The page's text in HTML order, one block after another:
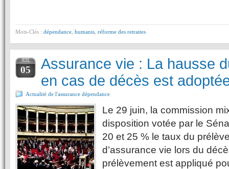
Mots-Clés : dépendance humanis réforme des retraites
JUIL
05
Assurance vie : La hausse
en cas de décès est
Actualité de l'assurance dépendance
Le 29 juin, la commission
disposition votée par le
20 et 25 % le taux du
d’assurance vie lors du
prélèvement est appliqué